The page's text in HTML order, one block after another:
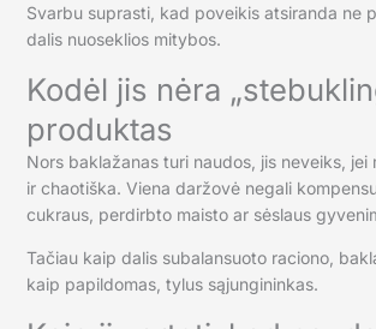
Svarbu suprasti, kad poveikis atsiranda ne
dalis nuoseklios mitybos.
Kodėl jis nėra
produktas
Nors baklažanas turi naudos, jis neveiks, jei
ir chaotiška. Viena daržovė negali
cukraus, perdirbto maisto ar sėslaus
Tačiau kaip dalis subalansuoto raciono,
kaip papildomas, tylus sąjungininkas.